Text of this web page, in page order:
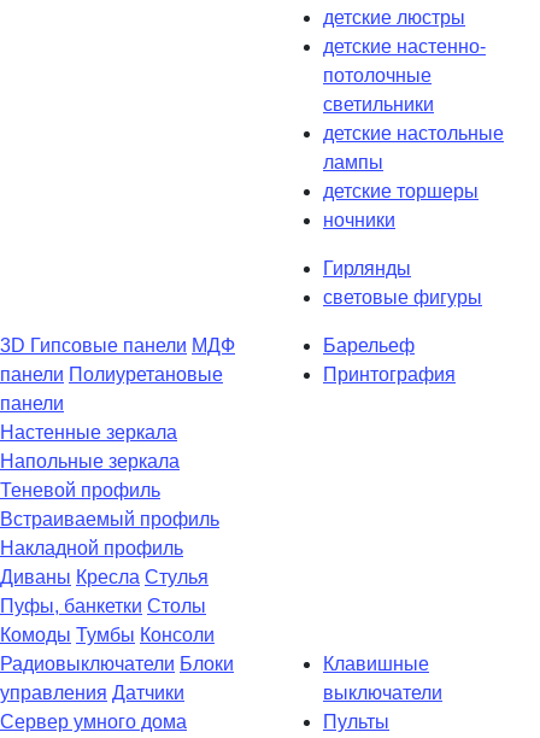
детские люстры
детские настенно-
потолочные
светильники
детские настольные
лампы
детские торшеры
ночники
Гирлянды
световые фигуры
3D Гипсовые панели МДФ
панели Полиуретановые
панели
Барельеф
Принтография
Настенные зеркала
Напольные зеркала
Теневой профиль
Встраиваемый профиль
Накладной профиль
Диваны Кресла Стулья
Пуфы, банкетки Столы
Комоды Тумбы Консоли
Радиовыключатели Блоки
управления Датчики
Сервер умного дома
Клавишные
выключатели
Пульты